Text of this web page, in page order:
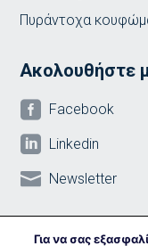
Πυράντοχα
Ακολουθήστε
 Facebook
 Linkedin
 Newsletter
Για να σας